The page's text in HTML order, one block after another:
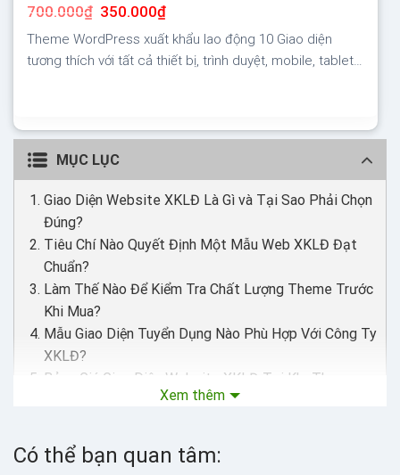
700.000₫ Giá
gốc
là:
700.000₫.
350.000₫Giá
tại
là:
350.000₫.
Theme WordPress xuất khẩu lao động 10 Giao diện
tương thích với tất cả thiết bị, trình duyệt, mobile, tablet,
MỤC LỤC
Giao Diện Website XKLĐ Là Gì và Tại Sao Phải Chọn
Đúng?
Tiêu Chí Nào Quyết Định Một Mẫu Web XKLĐ Đạt
Chuẩn?
Làm Thế Nào Để Kiểm Tra Chất Lượng Theme Trước
Khi Mua?
Mẫu Giao Diện Tuyển Dụng Nào Phù Hợp Với Công Ty
XKLĐ?
Bảng Giá Giao Diện Website XKLĐ Tại KhoTheme
Quy Trình Mua Theme XKLĐ Tại KhoTheme Như Thế
Vì Sao Giao Diện Website Ảnh Hưởng Đến Thứ Hạng
Google?
Xem thêm
Có thể bạn quan tâm: